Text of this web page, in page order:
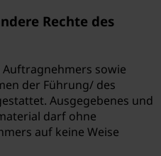
Rechte des
sowie
der Führung/ des
Ausgegebenes und
darf ohne
auf keine Weise